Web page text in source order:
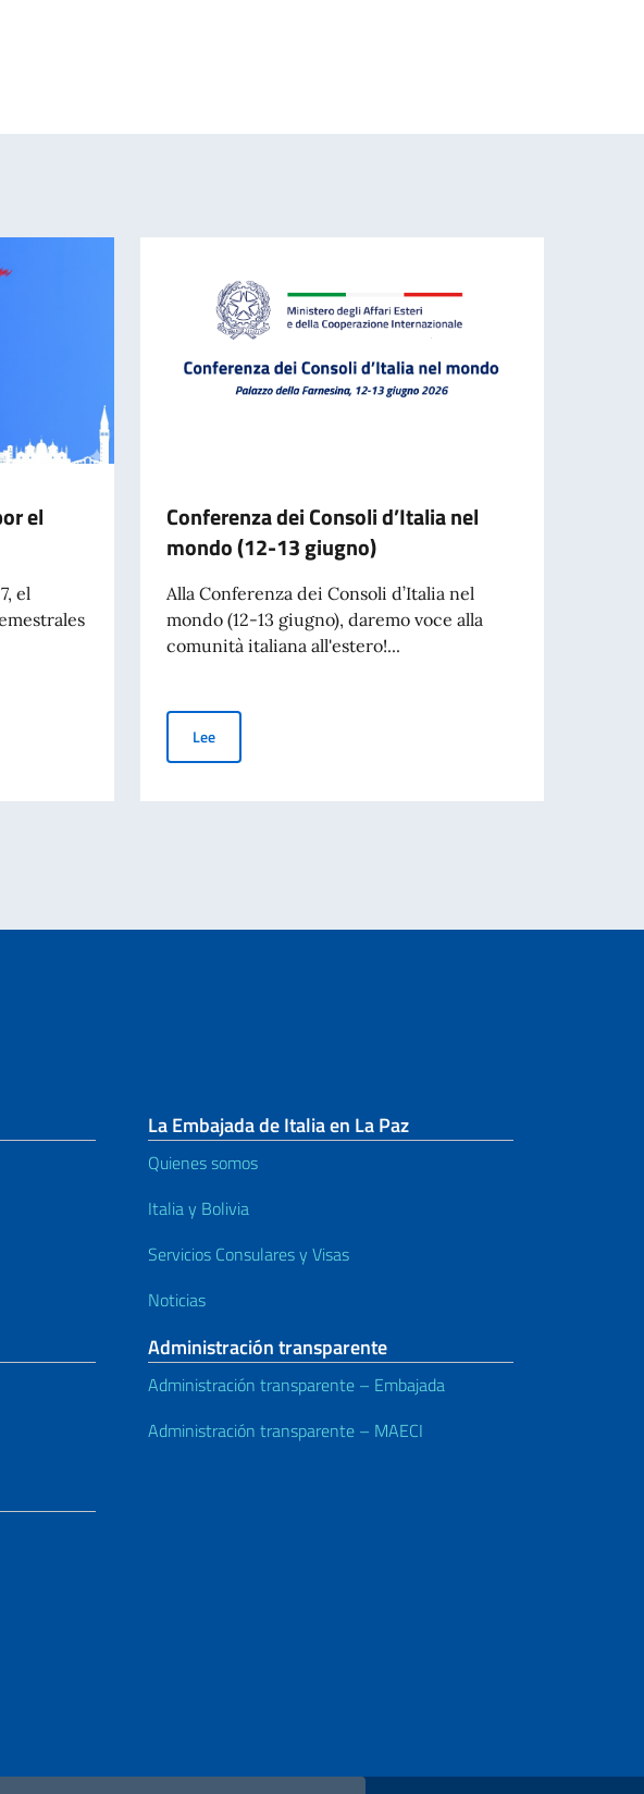
el
el
ICoN
Conferenza dei Consoli d’Italia nel
mondo (12-13 giugno)
Alla Conferenza dei Consoli d’Italia nel
mondo (12-13 giugno), daremo voce alla
comunità italiana all'estero!...
LeeConferenza dei Consoli d’Italia nel mondo (12-13 giugno)
La Embajada de Italia en La Paz
Quienes somos
Italia y Bolivia
Servicios Consulares y Visas
Noticias
Administración transparente
Administración transparente – Embajada
Administración transparente – MAECI